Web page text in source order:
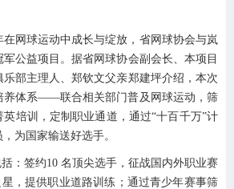
在网球运动中成长与绽放，省网球协会与岚
公益项目。据省网球协会副会长、本项目
部主理人、郑钦文父亲郑建坪介绍，本次
养体系——联合相关部门普及网球运动，筛
培训，定制职业通道，通过“十百千万”计
为国家输送好选手。
：签约10 名顶尖选手，征战国内外职业赛
，提供职业道路训练；通过青少年赛事筛